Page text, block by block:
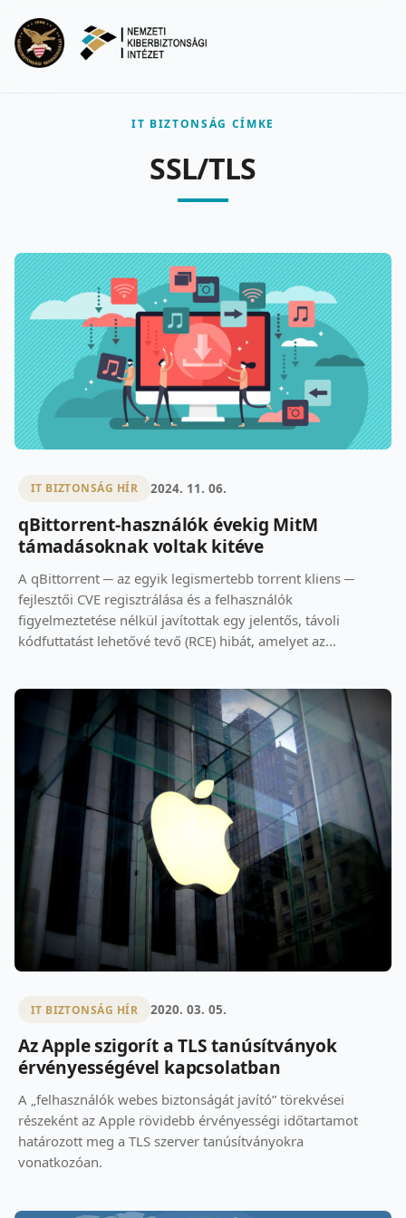
IT BIZTONSÁG CÍMKE
SSL/TLS
IT BIZTONSÁG HÍR 2024. 11. 06.
qBittorrent-használók évekig MitM
támadásoknak voltak kitéve
A qBittorrent ─ az egyik legismertebb torrent kliens ─
fejlesztői CVE regisztrálása és a felhasználók
figyelmeztetése nélkül javítottak egy jelentős, távoli
kódfuttatást lehetővé tevő (RCE) hibát, amelyet az...
IT BIZTONSÁG HÍR 2020. 03. 05.
Az Apple szigorít a TLS tanúsítványok
érvényességével kapcsolatban
A „felhasználók webes biztonságát javító” törekvései
részeként az Apple rövidebb érvényességi időtartamot
határozott meg a TLS szerver tanúsítványokra
vonatkozóan.